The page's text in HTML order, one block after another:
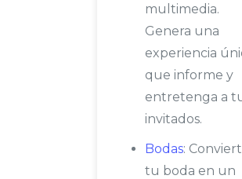
multimedia.
Genera una
experiencia
que informe y
entretenga a
invitados.
Bodas:
tu boda en un